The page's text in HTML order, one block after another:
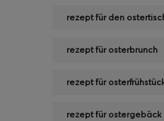
rezept für den
rezept für osterbrunch
rezept für
rezept für ostergebäck